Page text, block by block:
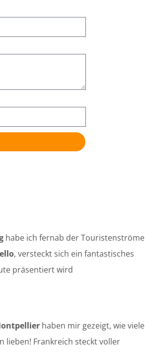
habe ich fernab der Touristenströme
, versteckt sich ein fantastisches
präsentiert wird
haben mir gezeigt, wie viele
lieben! Frankreich steckt voller